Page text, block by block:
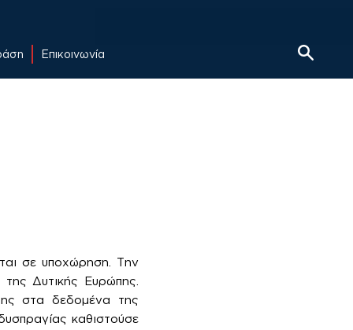
Επικοινωνία
σε υποχώρηση. Την
της Δυτικής Ευρώπης.
στα δεδομένα της
καθιστούσε